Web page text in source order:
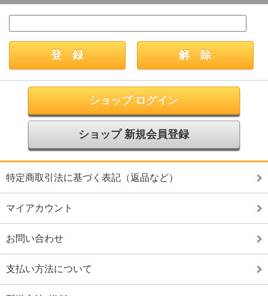
ショップ ログイン
ショップ 新規会員登録
特定商取引法に基づく表記（返品など）
マイアカウント
お問い合わせ
支払い方法について